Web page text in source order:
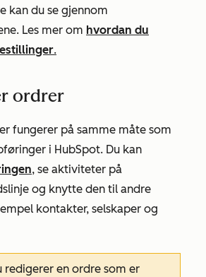
kan du se gjennom
Les mer om hvordan du
.
ordrer
fungerer på samme måte som
i HubSpot. Du kan
, se aktiviteter på
og knytte den til andre
kontakter, selskaper og
redigerer en ordre som er